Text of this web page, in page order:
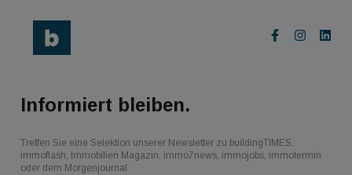
Informiert bleiben.
Treffen Sie eine Selektion unserer Newsletter zu buildingTIMES,
immoflash, Immobilien Magazin, immo7news, immojobs, immotermin
oder dem Morgenjournal